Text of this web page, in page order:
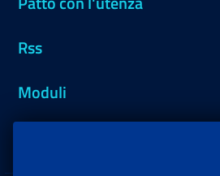
Rss
Moduli